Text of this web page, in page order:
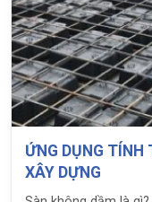
ỨNG DỤNG TÍNH
XÂY DỰNG